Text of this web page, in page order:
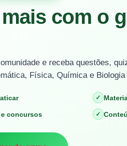
com o
e receba questões,
Física, Química e
✓
e concursos ✓